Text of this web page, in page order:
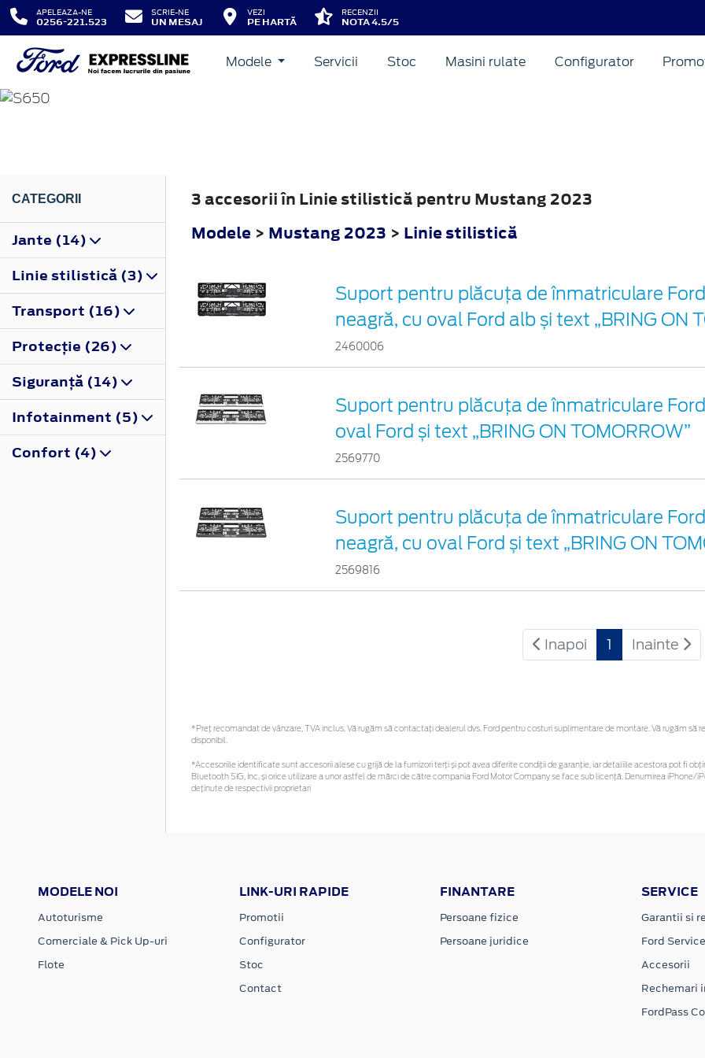
APELEAZA-NE
0256-221.523
SCRIE-NE
UN MESAJ
VEZI
PE HARTĂ
RECENZII
NOTA 4.5/5
Modele Servicii Stoc Masini rulate Configurator
MUSTANG
CATEGORII
Jante (14)
Linie stilistică (3)
Transport (16)
Protecţie (26)
Siguranţă (14)
Infotainment (5)
Confort (4)
3 accesorii în Linie stilistică pentru Mustang 2023
Modele > Mustang 2023 > Linie stilistică
Suport pentru plăcuța de înmatriculare
neagră, cu oval Ford alb și text „BRING ON
2460006
Suport pentru plăcuța de înmatriculare
oval Ford și text „BRING ON TOMORROW”
2569770
Suport pentru plăcuța de înmatriculare
neagră, cu oval Ford și text „BRING ON
2569816
Inapoi 1 Inainte
*Preţ recomandat de vânzare, TVA inclus. Vă rugăm să contactaţi dealerul dvs. Ford pentru costuri suplimentare de montare. Vă rugăm
disponibil.
*Accesoriile identificate sunt accesorii alese cu grijă de la furnizori terți și pot avea diferite condiții de garanție, iar detaliile acestora pot fi
Bluetooth SIG, Inc. și orice utilizare a unor astfel de mărci de către compania Ford Motor Company se face sub licență. Denumirea
deținute de respectivii proprietari
MODELE NOI
Autoturisme
Comerciale & Pick Up-uri
Flote
LINK-URI RAPIDE
Promotii
Configurator
Stoc
Contact
FINANTARE
Persoane fizice
Persoane juridice
SERVICE
Garantii si
Ford
Accesorii
Rechemari
FordPass